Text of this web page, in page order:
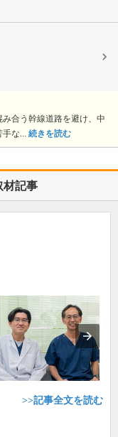
合う幹線道路を避け、中
手な... 続きを読む
材記事
>>記事全文を読む